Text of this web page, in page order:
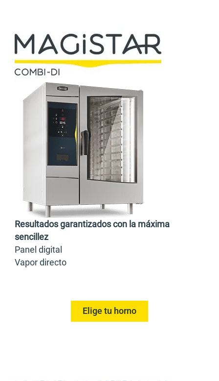
Resultados garantizados con la máxima
sencillez
Panel digital
Vapor directo
Elige tu horno